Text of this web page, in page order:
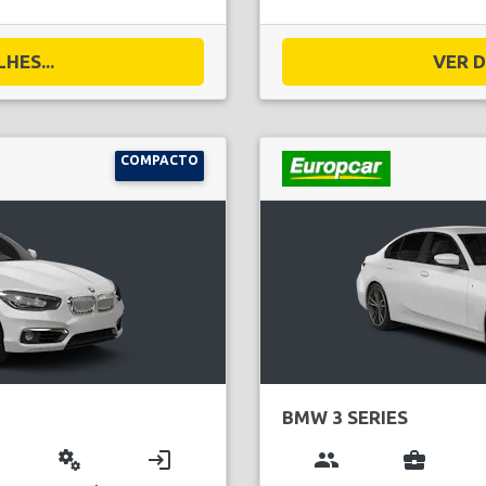
VER
COMPACTO
miscellaneous_services login
BMW 3 SERIES
group business_center